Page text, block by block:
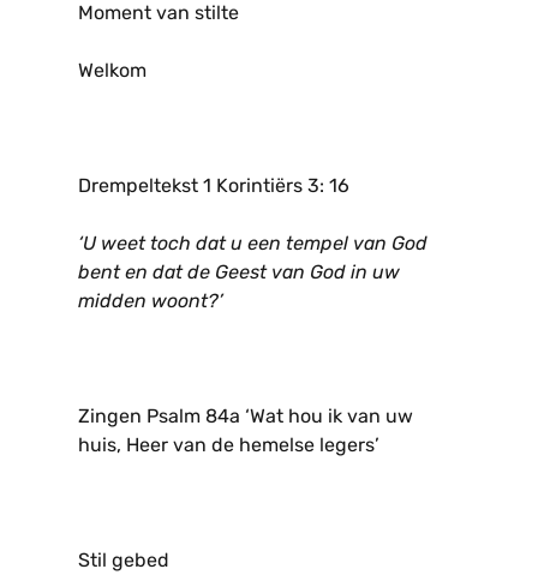
Moment van stilte
Welkom
Drempeltekst 1 Korintiërs 3: 16
‘U weet toch dat u een tempel van God
bent en dat de Geest van God in uw
midden woont?’
Zingen Psalm 84a ‘Wat hou ik van uw
huis, Heer van de hemelse legers’
Stil gebed